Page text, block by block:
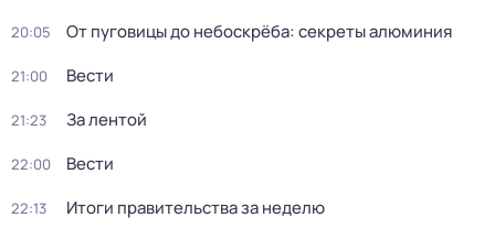
20:05 От пуговицы до небоскрёба: секреты алюминия
21:00 Вести
21:23 За лентой
22:00 Вести
22:13 Итоги правительства за неделю